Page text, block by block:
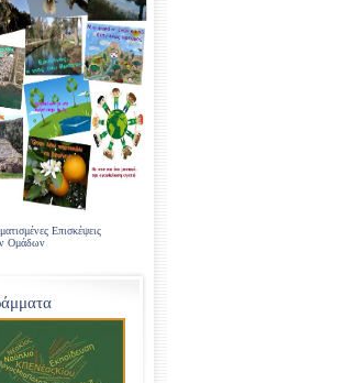
Επισκέψεις
Ομάδων